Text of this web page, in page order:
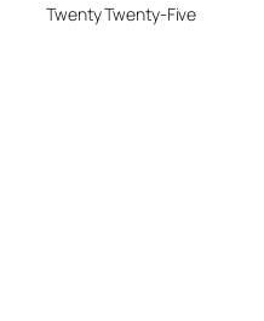
Twenty Twenty-Five